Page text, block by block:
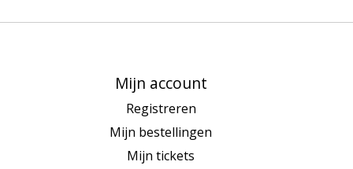
Mijn account
Registreren
Mijn bestellingen
Mijn tickets